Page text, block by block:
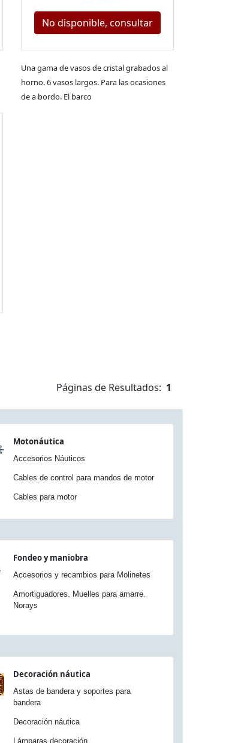
No disponible, consultar
Una gama de vasos de cristal grabados al
horno. 6 vasos largos. Para las ocasiones
de a bordo. El barco
Páginas de Resultados: 1
Motonáutica
Accesorios Náuticos
Cables de control para mandos de motor
Cables para motor
Fondeo y maniobra
Accesorios y recambios para Molinetes
Amortiguadores. Muelles para amarre.
Norays
Decoración náutica
Astas de bandera y soportes para
bandera
Decoración náutica
Lámparas decoración.